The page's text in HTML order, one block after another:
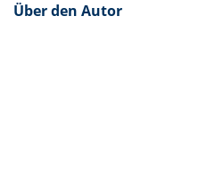
Über den Autor